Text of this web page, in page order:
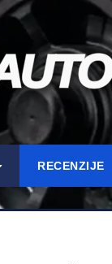
RECENZIJE